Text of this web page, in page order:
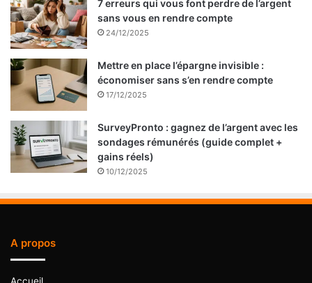
7 erreurs qui vous font perdre de l’argent
sans vous en rendre compte
24/12/2025
Mettre en place l’épargne invisible :
économiser sans s’en rendre compte
17/12/2025
SurveyPronto : gagnez de l’argent avec les
sondages rémunérés (guide complet +
gains réels)
10/12/2025
A propos